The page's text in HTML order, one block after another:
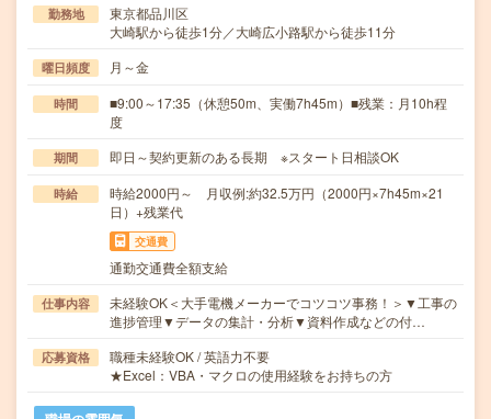
勤務地
東京都品川区
大崎駅から徒歩1分／大崎広小路駅から徒歩11分
曜日頻度 月～金
時間
■9:00～17:35（休憩50m、実働7h45m）■残業：月10h程
度
期間 即日～契約更新のある長期 ※スタート日相談OK
時給
時給2000円～ 月収例:約32.5万円（2000円×7h45m×21
日）+残業代
交通費
通勤交通費全額支給
仕事内容
未経験OK＜大手電機メーカーでコツコツ事務！＞▼工事の
進捗管理▼データの集計・分析▼資料作成などの付…
応募資格
職種未経験OK / 英語力不要
★Excel：VBA・マクロの使用経験をお持ちの方